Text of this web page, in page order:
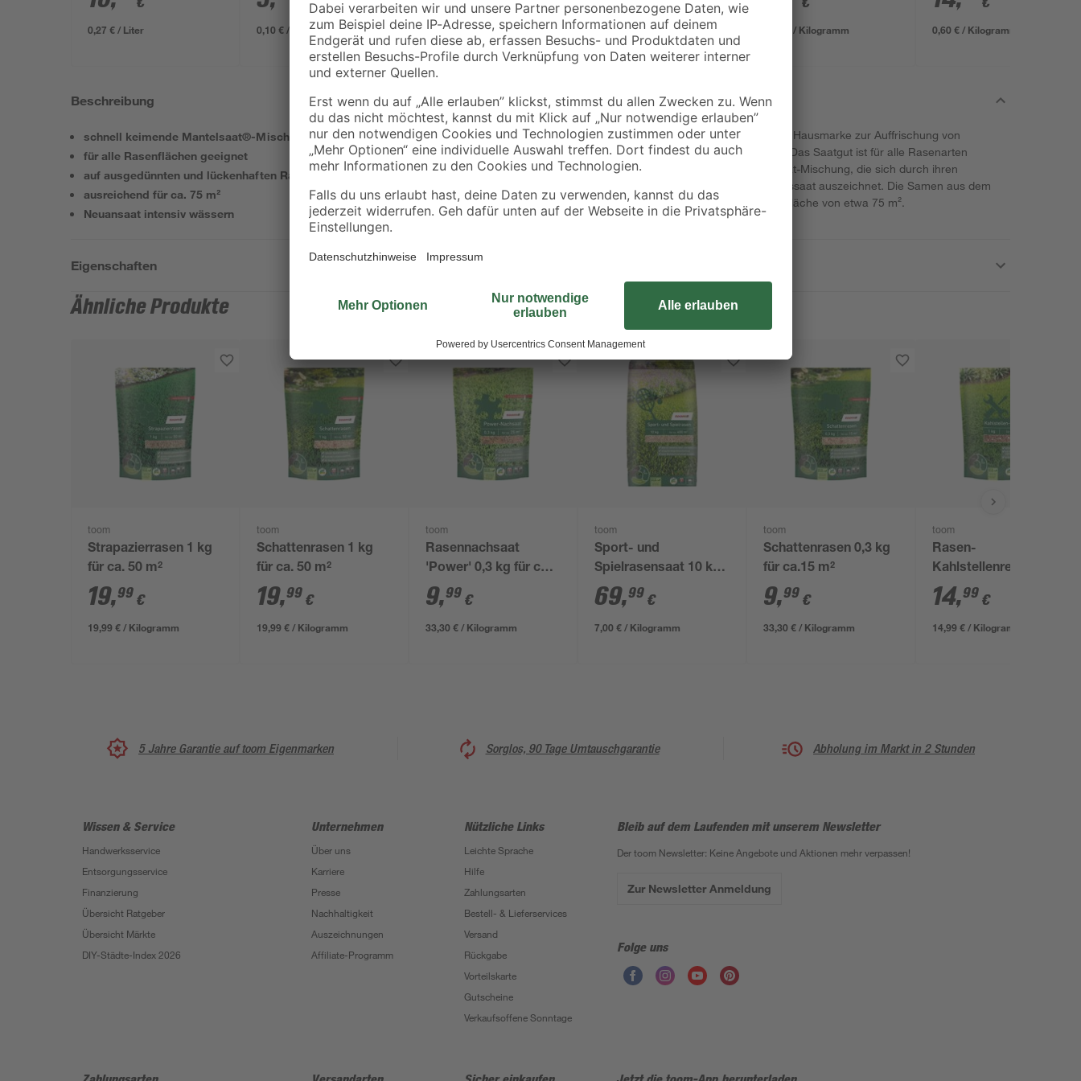
0,27 € / Liter 0,10 € / Liter 5,60 € / Kilogramm 0,13 € / Liter 0,13 € / Kilogramm 0,60 € / Kilogramm
Beschreibung
schnell keimende Mantelsaat®-Mischung
für alle Rasenflächen geeignet
auf ausgedünnten und lückenhaften Rasen zu verwenden
ausreichend für ca. 75 m²
Neuansaat intensiv wässern
Verwende die Rasennachsaat 'Power' der toom Hausmarke zur Auffrischung von
ausgedünnten und lückenhaften Rasenflächen. Das Saatgut ist für alle Rasenarten
geeignet und beinhaltet eine spezielle Mantelsaat-Mischung, die sich durch ihren
schnellen Keimbeginn von nur 4 Tagen nach Aussaat auszeichnet. Die Samen aus dem
wiederverschließbaren Beutel reichen für eine Fläche von etwa 75 m².
Eigenschaften
Ähnliche Produkte
toom
Strapazierrasen 1 kg
für ca. 50 m²
19,99 €
19,99 € / Kilogramm
toom
Schattenrasen 1 kg
für ca. 50 m²
19,99 €
19,99 € / Kilogramm
toom
Rasennachsaat
'Power' 0,3 kg für ca.
25 m²
9,99 €
33,30 € / Kilogramm
toom
Sport- und
Spielrasensaat 10 kg
für ca. 400 m²
69,99 €
7,00 € / Kilogramm
toom
Schattenrasen 0,3 kg
für ca.15 m²
9,99 €
33,30 € / Kilogramm
toom
Rasen-
1 kg für ca. 6,6 m²
14,99 €
14,99 € / Kilogramm
5 Jahre Garantie auf toom Eigenmarken Sorglos, 90 Tage Umtauschgarantie Abholung im Markt in 2 Stunden
Wissen & Service
Handwerksservice
Entsorgungsservice
Finanzierung
Übersicht Ratgeber
Übersicht Märkte
DIY-Städte-Index 2026
Unternehmen
Über uns
Karriere
Presse
Nachhaltigkeit
Auszeichnungen
Affiliate-Programm
Nützliche Links
Leichte Sprache
Hilfe
Zahlungsarten
Bestell- & Lieferservices
Versand
Rückgabe
Vorteilskarte
Gutscheine
Verkaufsoffene Sonntage
Bleib auf dem Laufenden mit unserem Newsletter
Der toom Newsletter: Keine Angebote und Aktionen mehr verpassen!
Zur Newsletter Anmeldung
Folge uns